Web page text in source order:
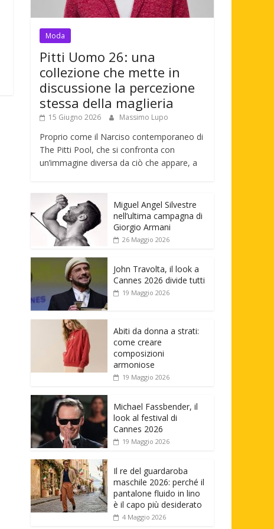
Moda
Pitti Uomo 26: una
collezione che mette in
discussione la percezione
stessa della maglieria
15 Giugno 2026 Massimo Lupo
Proprio come il Narciso contemporaneo di
The Pitti Pool, che si confronta con
un’immagine diversa da ciò che appare, a
Miguel Angel Silvestre
nell’ultima campagna di
Giorgio Armani
26 Maggio 2026
John Travolta, il look a
Cannes 2026 divide tutti
19 Maggio 2026
Abiti da donna a strati:
come creare
composizioni
armoniose
19 Maggio 2026
Michael Fassbender, il
look al festival di
Cannes 2026
19 Maggio 2026
Il re del guardaroba
maschile 2026: perché il
pantalone fluido in lino
è il capo più desiderato
4 Maggio 2026